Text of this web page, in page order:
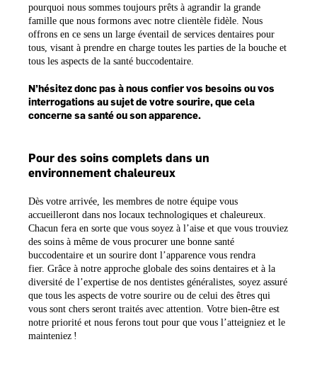
pourquoi nous sommes toujours prêts à agrandir la grande
famille que nous formons avec notre clientèle fidèle. Nous
offrons en ce sens un large éventail de services dentaires pour
tous, visant à prendre en charge toutes les parties de la bouche et
tous les aspects de la santé buccodentaire.
N’hésitez donc pas à nous confier vos besoins ou vos
interrogations au sujet de votre sourire, que cela
concerne sa santé ou son apparence.
Pour des soins complets dans un
environnement chaleureux
Dès votre arrivée, les membres de notre équipe vous
accueilleront dans nos locaux technologiques et chaleureux.
Chacun fera en sorte que vous soyez à l’aise et que vous trouviez
des soins à même de vous procurer une bonne santé
buccodentaire et un sourire dont l’apparence vous rendra
fier. Grâce à notre approche globale des soins dentaires et à la
diversité de l’expertise de nos dentistes généralistes, soyez assuré
que tous les aspects de votre sourire ou de celui des êtres qui
vous sont chers seront traités avec attention. Votre bien-être est
notre priorité et nous ferons tout pour que vous l’atteigniez et le
mainteniez !